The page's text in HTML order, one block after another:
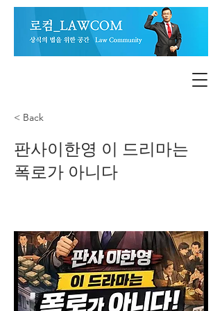
< Back
판사이한영 이 드리마는
폭로가 아니다